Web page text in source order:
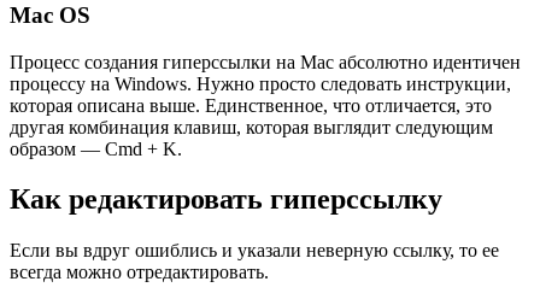
Mac OS
Процесс создания гиперссылки на Mac абсолютно идентичен
процессу на Windows. Нужно просто следовать инструкции,
которая описана выше. Единственное, что отличается, это
другая комбинация клавиш, которая выглядит следующим
образом — Cmd + K.
Как редактировать гиперссылку
Если вы вдруг ошиблись и указали неверную ссылку, то ее
всегда можно отредактировать.